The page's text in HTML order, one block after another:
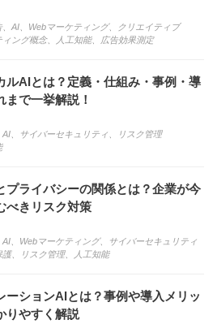
、 AI Webマーケティング、
クリエイティブ
ィング概念、 人工知能、 広告効果測定
ルAIとは？定義・仕組み・事例・導
まで一挙解説！
AI サイバーセキュリティ
リスク管理
プライバシーの関係とは？企業が今
べきリスク対策
AI Webマーケティング、
サイバーセキュリティ
護、 リスク管理、 人工知能
ーションAIとは？事例や導入メリッ
りやすく解説